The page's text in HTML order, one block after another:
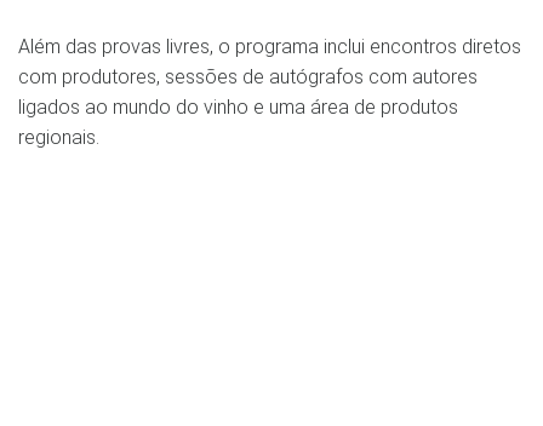
Além das provas livres, o programa inclui encontros diretos
com produtores, sessões de autógrafos com autores
ligados ao mundo do vinho e uma área de produtos
regionais.